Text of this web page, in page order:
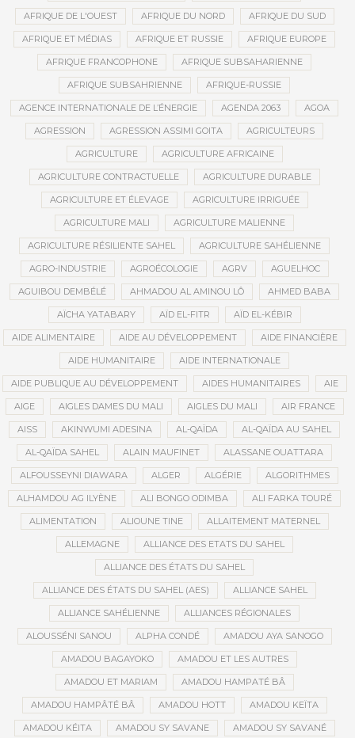
AFRIQUE DE L'OUEST AFRIQUE DU NORD AFRIQUE DU SUD
AFRIQUE ET MÉDIAS AFRIQUE ET RUSSIE AFRIQUE EUROPE
AFRIQUE FRANCOPHONE AFRIQUE SUBSAHARIENNE
AFRIQUE SUBSAHRIENNE AFRIQUE-RUSSIE
AGENCE INTERNATIONALE DE L’ÉNERGIE AGENDA 2063 AGOA
AGRESSION AGRESSION ASSIMI GOITA AGRICULTEURS
AGRICULTURE AGRICULTURE AFRICAINE
AGRICULTURE CONTRACTUELLE AGRICULTURE DURABLE
AGRICULTURE ET ÉLEVAGE AGRICULTURE IRRIGUÉE
AGRICULTURE MALI AGRICULTURE MALIENNE
AGRICULTURE RÉSILIENTE SAHEL AGRICULTURE SAHÉLIENNE
AGRO-INDUSTRIE AGROÉCOLOGIE AGRV AGUELHOC
AGUIBOU DEMBÉLÉ AHMADOU AL AMINOU LÔ AHMED BABA
AÏCHA YATABARY AÏD EL-FITR AÏD EL-KÉBIR
AIDE ALIMENTAIRE AIDE AU DÉVELOPPEMENT AIDE FINANCIÈRE
AIDE HUMANITAIRE AIDE INTERNATIONALE
AIDE PUBLIQUE AU DÉVELOPPEMENT AIDES HUMANITAIRES AIE
AIGE AIGLES DAMES DU MALI AIGLES DU MALI AIR FRANCE
AISS AKINWUMI ADESINA AL-QAÏDA AL-QAÏDA AU SAHEL
AL-QAÏDA SAHEL ALAIN MAUFINET ALASSANE OUATTARA
ALFOUSSEYNI DIAWARA ALGER ALGÉRIE ALGORITHMES
ALHAMDOU AG ILYÈNE ALI BONGO ODIMBA ALI FARKA TOURÉ
ALIMENTATION ALIOUNE TINE ALLAITEMENT MATERNEL
ALLEMAGNE ALLIANCE DES ETATS DU SAHEL
ALLIANCE DES ÉTATS DU SAHEL
ALLIANCE DES ÉTATS DU SAHEL (AES) ALLIANCE SAHEL
ALLIANCE SAHÉLIENNE ALLIANCES RÉGIONALES
ALOUSSÉNI SANOU ALPHA CONDÉ AMADOU AYA SANOGO
AMADOU BAGAYOKO AMADOU ET LES AUTRES
AMADOU ET MARIAM AMADOU HAMPATÉ BÂ
AMADOU HAMPÂTÉ BÂ AMADOU HOTT AMADOU KEÏTA
AMADOU KÉITA AMADOU SY SAVANE AMADOU SY SAVANÉ